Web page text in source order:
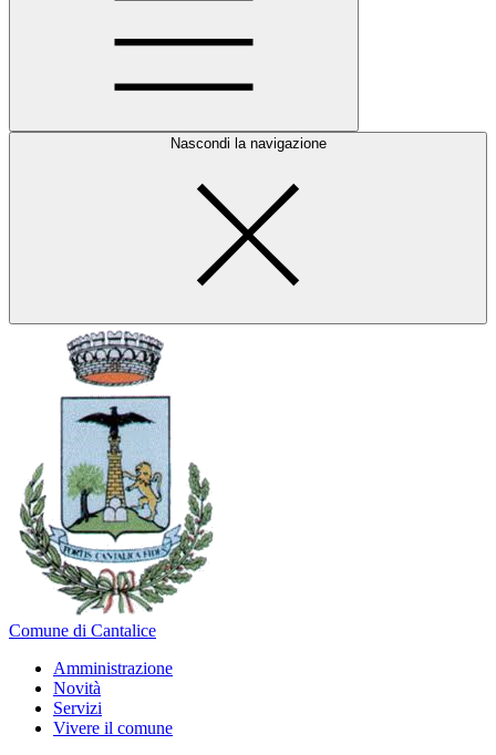
Nascondi la navigazione
Comune di Cantalice
Amministrazione
Novità
Servizi
Vivere il comune